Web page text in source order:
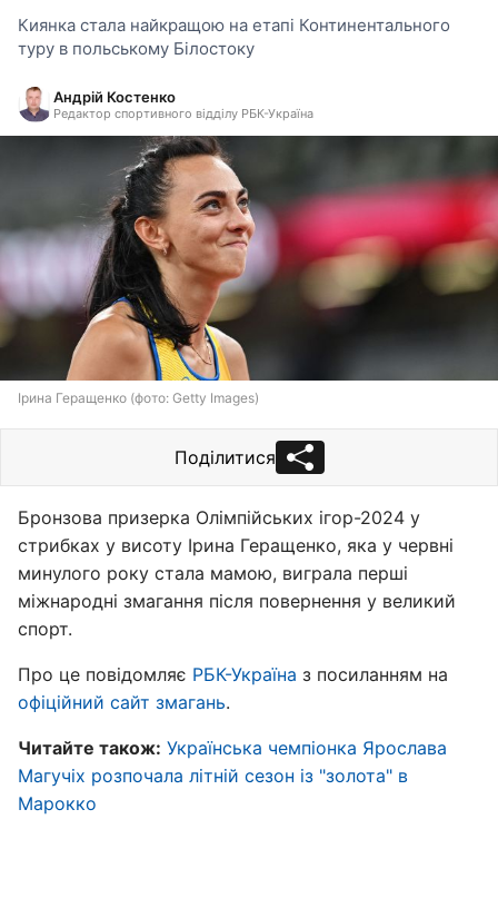
Киянка стала найкращою на етапі Континентального
туру в польському Білостоку
Андрій Костенко
Редактор спортивного відділу РБК-Україна
Ірина Геращенко (фото: Getty Images)
Поділитися
Бронзова призерка Олімпійських ігор-2024 у
стрибках у висоту Ірина Геращенко, яка у червні
минулого року стала мамою, виграла перші
міжнародні змагання після повернення у великий
спорт.
Про це повідомляє РБК-Україна з посиланням на
офіційний сайт змагань.
Читайте також: Українська чемпіонка Ярослава
Магучіх розпочала літній сезон із "золота" в
Марокко